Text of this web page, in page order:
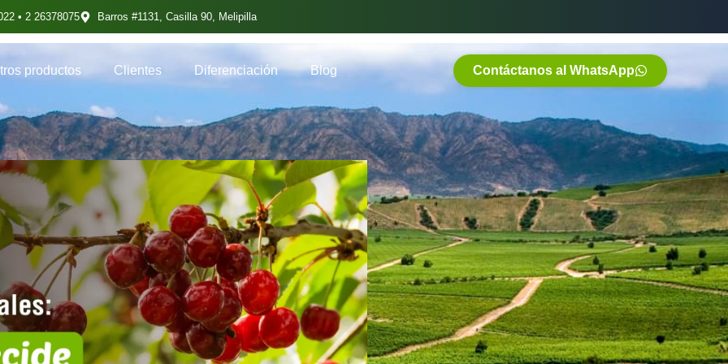
• 2 26378075 Barros #1131, Casilla 90, Melipilla
productos Clientes Diferenciación Blog Contáctanos al WhatsApp